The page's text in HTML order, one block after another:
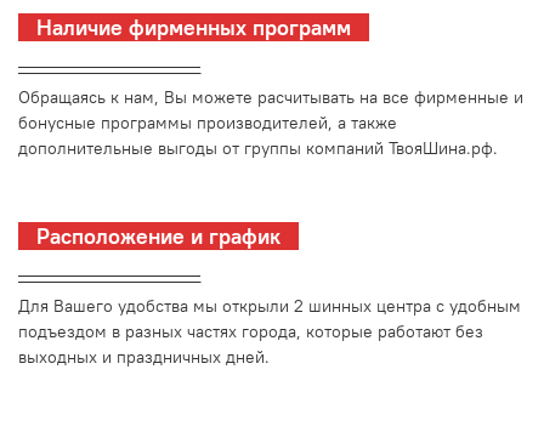
Наличие фирменных программ
_________________________
Обращаясь к нам, Вы можете расчитывать на все фирменные и
бонусные программы производителей, а также
дополнительные выгоды от группы компаний ТвояШина.рф.
Расположение и график
_________________________
Для Вашего удобства мы открыли 2 шинных центра с удобным
подъездом в разных частях города, которые работают без
выходных и праздничных дней.